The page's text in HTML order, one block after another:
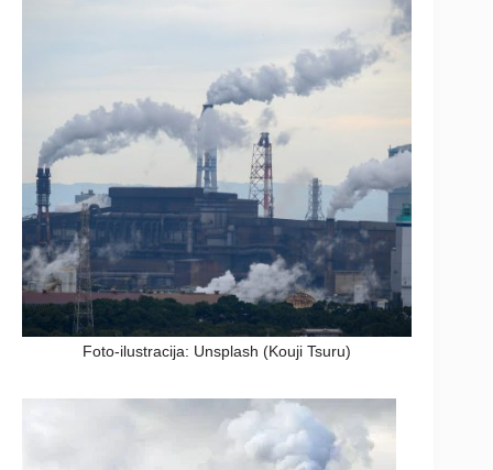
Foto-ilustracija: Unsplash (Kouji Tsuru)